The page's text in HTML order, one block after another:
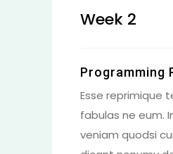
Week 2
Programming
Esse reprimique
fabulas ne eum.
veniam quodsi